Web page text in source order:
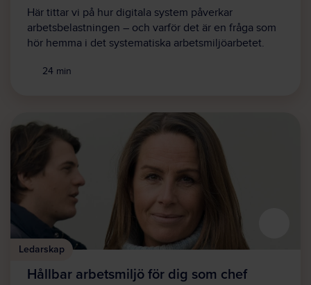
Här tittar vi på hur digitala system påverkar
arbetsbelastningen – och varför det är en fråga som
hör hemma i det systematiska arbetsmiljöarbetet.
24 min
Ledarskap
Hållbar arbetsmiljö för dig som chef